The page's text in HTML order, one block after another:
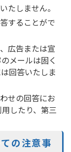
たしません。
することがで
広告または宣
メールは固く
回答いたしま
せの回答にお
したり、第三
の注意事